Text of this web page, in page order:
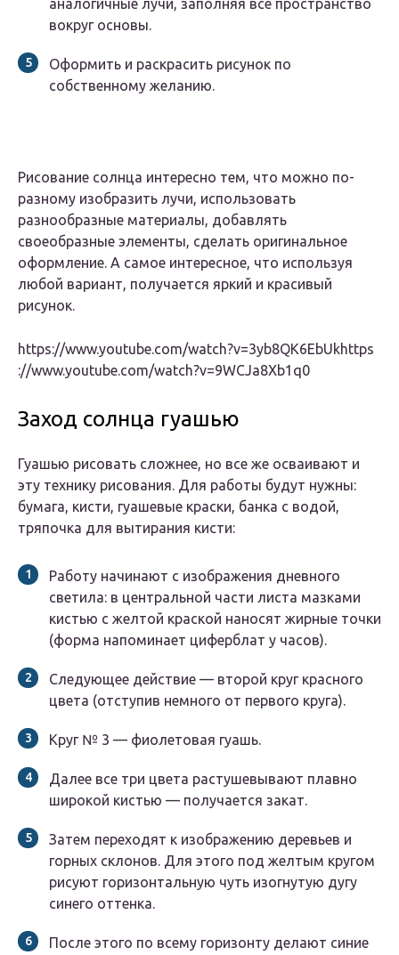
аналогичные лучи, заполняя все пространство
вокруг основы.
Оформить и раскрасить рисунок по
собственному желанию.
Рисование солнца интересно тем, что можно по-
разному изобразить лучи, использовать
разнообразные материалы, добавлять
своеобразные элементы, сделать оригинальное
оформление. А самое интересное, что используя
любой вариант, получается яркий и красивый
рисунок.
https://www.youtube.com/watch?v=3yb8QK6EbUkhttps
://www.youtube.com/watch?v=9WCJa8Xb1q0
Заход солнца гуашью
Гуашью рисовать сложнее, но все же осваивают и
эту технику рисования. Для работы будут нужны:
бумага, кисти, гуашевые краски, банка с водой,
тряпочка для вытирания кисти:
Работу начинают с изображения дневного
светила: в центральной части листа мазками
кистью с желтой краской наносят жирные точки
(форма напоминает циферблат у часов).
Следующее действие — второй круг красного
цвета (отступив немного от первого круга).
Круг № 3 — фиолетовая гуашь.
Далее все три цвета растушевывают плавно
широкой кистью — получается закат.
Затем переходят к изображению деревьев и
горных склонов. Для этого под желтым кругом
рисуют горизонтальную чуть изогнутую дугу
синего оттенка.
После этого по всему горизонту делают синие